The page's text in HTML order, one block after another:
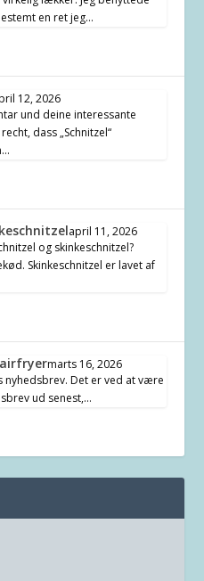
en ret jeg…
12, 2026
und deine interessante
dass „Schnitzel“
april 11, 2026
og skinkeschnitzel?
Skinkeschnitzel er lavet af
marts 16, 2026
nyhedsbrev. Det er ved at være
ud senest,…